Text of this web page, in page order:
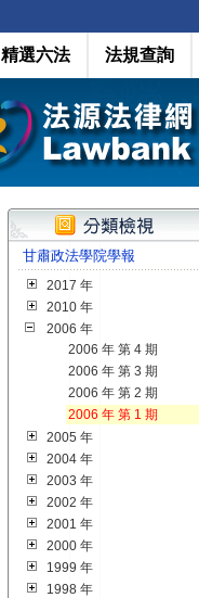
精選六法 法規查詢
甘肅政法學院學報
2017 年
2010 年
2006 年
2006 年 第 4 期
2006 年 第 3 期
2006 年 第 2 期
2006 年 第 1 期
2005 年
2004 年
2003 年
2002 年
2001 年
2000 年
1999 年
1998 年